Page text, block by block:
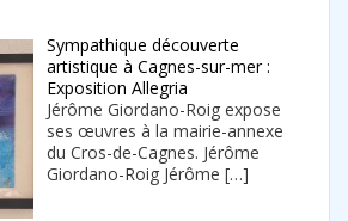
Sympathique découverte
artistique à Cagnes-sur-mer :
Exposition Allegria
Jérôme Giordano-Roig expose
ses œuvres à la mairie-annexe
du Cros-de-Cagnes. Jérôme
Giordano-Roig Jérôme […]